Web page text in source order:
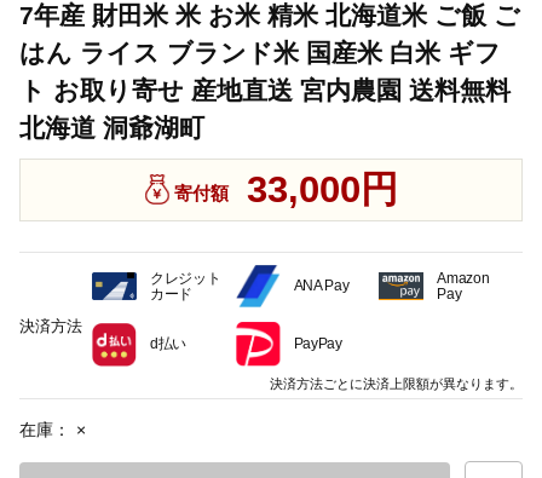
7年産 財田米 米 お米 精米 北海道米 ご飯 ご
はん ライス ブランド米 国産米 白米 ギフ
ト お取り寄せ 産地直送 宮内農園 送料無料
北海道 洞爺湖町
寄付額 33,000円
在庫： ×
決済方法
クレジット
カード
ANA Pay
Amazon
Pay
d払い PayPay
決済方法ごとに決済上限額が異なります。